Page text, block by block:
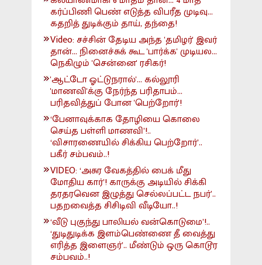
கர்ப்பிணி பெண் எடுத்த விபரீத முடிவு...
கதறித் துடிக்கும் தாய், தந்தை!
Video: சச்சின் தேடிய அந்த 'தமிழர்' இவர்
தான்... நினைச்சுக் கூட 'பார்க்க' முடியல...
நெகிழும் 'சென்னை' ரசிகர்!
'ஆட்டோ ஓட்டுநரால்'... கல்லூரி
'மாணவி'க்கு நேர்ந்த பரிதாபம்...
பரிதவித்துப் போன 'பெற்றோர்'!
‘பேனாவுக்காக தோழியை கொலை
செய்த பள்ளி மாணவி’!..
‘விசாரணையில் சிக்கிய பெற்றோர்’..
பகீர் சம்பவம்..!
VIDEO: ‘அசுர வேகத்தில் பைக் மீது
மோதிய கார்’! காருக்கு அடியில் சிக்கி
தரதரவென இழுத்து செல்லப்பட்ட நபர்’..
பதறவைத்த சிசிடிவி வீடியோ..!
‘வீடு புகுந்து பாலியல் வன்கொடுமை’!..
‘துடிதுடிக்க இளம்பெண்ணை தீ வைத்து
எரித்த இளைஞர்’.. மீண்டும் ஒரு கொடூர
சம்பவம்..!